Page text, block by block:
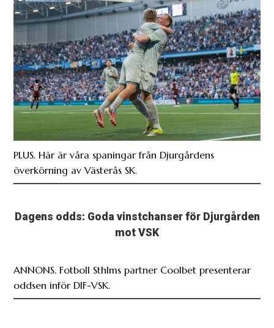
PLUS. Här är våra spaningar från Djurgårdens
överkörning av Västerås SK.
Dagens odds: Goda vinstchanser för Djurgården
mot VSK
ANNONS. Fotboll Sthlms partner Coolbet presenterar
oddsen inför DIF-VSK.